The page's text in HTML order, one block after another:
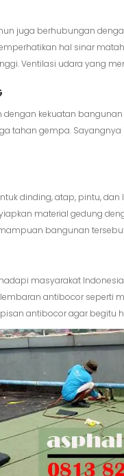
juga berhubungan
hal sinar
Ventilasi udara yang
kekuatan
tahan gempa.
dinding, atap, pintu,
material gedung
bangunan
masyarakat
antibocor seperti
antibocor agar begitu